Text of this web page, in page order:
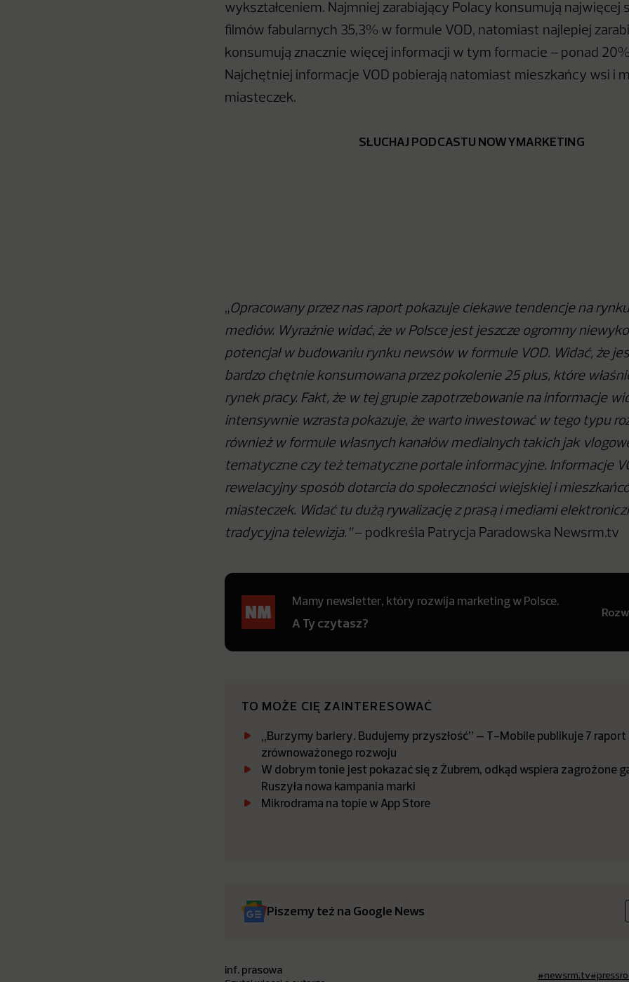
wykształceniem. Najmniej zarabiający Polacy konsumują najwięcej
filmów fabularnych 35,3% w formule VOD, natomiast najlepiej
konsumują znacznie więcej informacji w tym formacie – ponad
Najchętniej informacje VOD pobierają natomiast mieszkańcy wsi i
miasteczek.
SŁUCHAJ PODCASTU NOWYMARKETING
„Opracowany przez nas raport pokazuje ciekawe tendencje na
mediów. Wyraźnie widać, że w Polsce jest jeszcze ogromny
potencjał w budowaniu rynku newsów w formule VOD. Widać, że
bardzo chętnie konsumowana przez pokolenie 25 plus, które
rynek pracy. Fakt, że w tej grupie zapotrzebowanie na informacje
intensywnie wzrasta pokazuje, że warto inwestować w tego typu
również w formule własnych kanałów medialnych takich jak
tematyczne czy też tematyczne portale informacyjne. Informacje
rewelacyjny sposób dotarcia do społeczności wiejskiej i
miasteczek. Widać tu dużą rywalizację z prasą i mediami
tradycyjna telewizja.”– podkreśla Patrycja Paradowska Newsrm.tv
Mamy newsletter, który rozwija marketing w Polsce.
A Ty czytasz?
TO MOŻE CIĘ ZAINTERESOWAĆ
„Burzymy bariery. Budujemy przyszłość” – T-Mobile publikuje 7 raport
zrównoważonego rozwoju
W dobrym tonie jest pokazać się z Żubrem, odkąd wspiera zagrożone
Ruszyła nowa kampania marki
Mikrodrama na topie w App Store
Piszemy też na Google News
inf. prasowa #newsrm.tv